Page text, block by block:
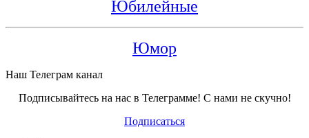
Юбилейные
Юмор
Наш Телеграм канал
Подписывайтесь на нас в Телеграмме! С нами не скучно!
Подписаться